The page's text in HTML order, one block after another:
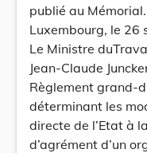
publié au Mémorial.
Luxembourg, le 26
Le Ministre
Jean-Claude
Règlement grand-
déterminant les
directe de l’Etat à
d’agrément d’un